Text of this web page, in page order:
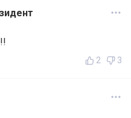
2 3